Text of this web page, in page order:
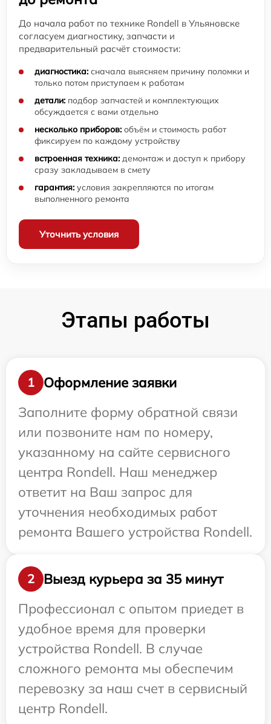
До начала работ по технике Rondell в Ульяновске
согласуем диагностику, запчасти и
предварительный расчёт стоимости:
диагностика: сначала выясняем причину поломки и
только потом приступаем к работам
детали: подбор запчастей и комплектующих
обсуждается с вами отдельно
несколько приборов: объём и стоимость работ
фиксируем по каждому устройству
встроенная техника: демонтаж и доступ к прибору
сразу закладываем в смету
гарантия: условия закрепляются по итогам
выполненного ремонта
Уточнить условия
Этапы работы
1
Оформление заявки
Заполните форму обратной связи
или позвоните нам по номеру,
указанному на сайте сервисного
центра Rondell. Наш менеджер
ответит на Ваш запрос для
уточнения необходимых работ
ремонта Вашего устройства Rondell.
2
Выезд курьера за 35 минут
Профессионал с опытом приедет в
удобное время для проверки
устройства Rondell. В случае
сложного ремонта мы обеспечим
перевозку за наш счет в сервисный
центр Rondell.